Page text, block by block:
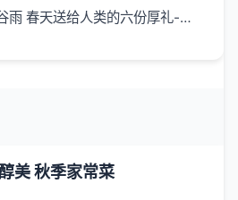
立春到谷雨 春天送给人类的六份厚礼-几乎人人都知道 春季从立春开始 历经雨水
美 秋季家常菜